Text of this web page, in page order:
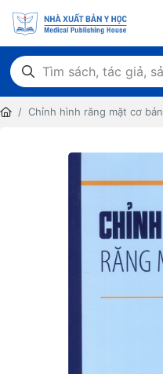
Chỉnh hình răng mặt cơ bản